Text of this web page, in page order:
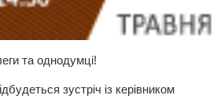
та однодумці!
зустріч із керівником